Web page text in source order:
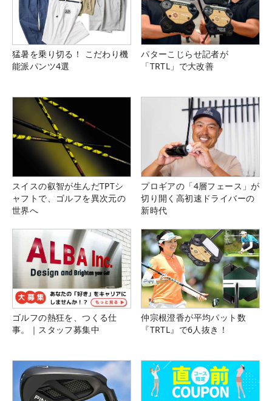
猛暑を乗り切る！ こだわり機
能派パンツ4選
パターこじらせ記者が
「TRTL」で大改善
スイスの叡智が生んだTPTシ
ャフトで、ゴルフを異次元の
世界へ
プロギアの「4層フェース」が
切り開く高初速ドライバーの
新時代
ゴルフの熱狂を、つくる仕
事。｜スタッフ募集中
仲宗根澄香が平均パット数
『TRTL』で6人抜き！